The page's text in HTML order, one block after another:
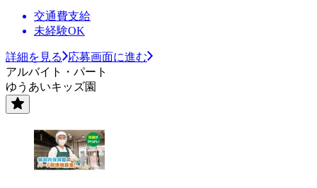
交通費支給
未経験OK
詳細を見る
応募画面に進む
アルバイト・パート
ゆうあいキッズ園